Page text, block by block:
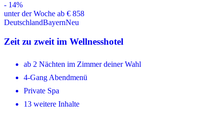
- 14%
unter der Woche ab € 858
DeutschlandBayernNeu
Zeit zu zweit im Wellnesshotel
ab 2 Nächten im Zimmer deiner Wahl
4-Gang Abendmenü
Private Spa
13 weitere Inhalte